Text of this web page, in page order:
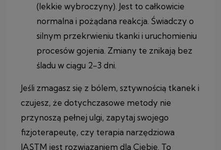
(lekkie wybroczyny). Jest to całkowicie
normalna i pożądana reakcja. Świadczy o
silnym przekrwieniu tkanki i uruchomieniu
procesów gojenia. Zmiany te znikają bez
śladu w ciągu 2-3 dni.
Jeśli zmagasz się z bólem, sztywnością tkanek i
czujesz, że dotychczasowe metody nie
przynoszą pełnej ulgi, zapytaj swojego
fizjoterapeutę, czy terapia narzędziowa
IASTM jest rozwiązaniem dla Ciebie. To